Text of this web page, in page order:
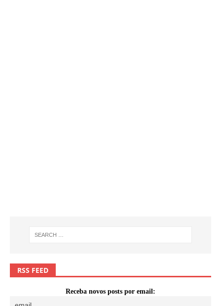
RSS FEED
Receba novos posts por email: